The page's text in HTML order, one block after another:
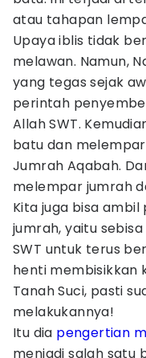
atau tahapan
Upaya iblis tidak
melawan. Namun,
yang tegas sejak
perintah
Allah SWT.
batu dan
Jumrah Aqabah.
melempar jumrah
Kita juga bisa
jumrah, yaitu
SWT untuk terus
henti membisikkan
Tanah Suci, pasti
melakukannya!
Itu dia pengertian
menjadi salah satu